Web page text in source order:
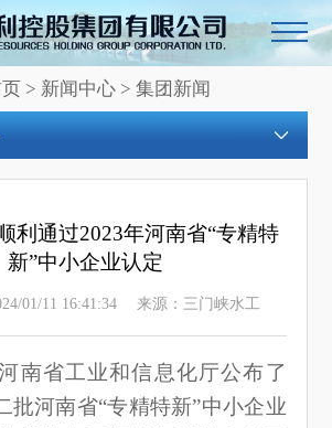
> 新闻中心 >集团新闻
利通过2023年河南省“专精特
新”中小企业认定
01/11 16:41:34 来源：三门峡水工
省工业和信息化厅公布了
批河南省“专精特新”中小企业